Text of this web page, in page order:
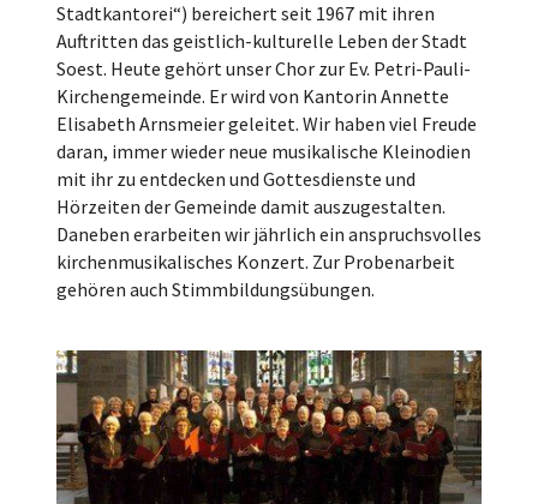
Stadtkantorei“) bereichert seit 1967 mit ihren
Auftritten das geistlich-kulturelle Leben der Stadt
Soest. Heute gehört unser Chor zur Ev. Petri-Pauli-
Kirchengemeinde. Er wird von Kantorin Annette
Elisabeth Arnsmeier geleitet. Wir haben viel Freude
daran, immer wieder neue musikalische Kleinodien
mit ihr zu entdecken und Gottesdienste und
Hörzeiten der Gemeinde damit auszugestalten.
Daneben erarbeiten wir jährlich ein anspruchsvolles
kirchenmusikalisches Konzert. Zur Probenarbeit
gehören auch Stimmbildungsübungen.